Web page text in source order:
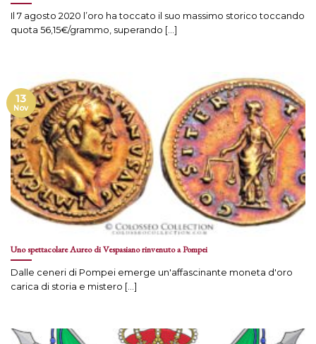
Il 7 agosto 2020 l’oro ha toccato il suo massimo storico toccando
quota 56,15€/grammo, superando [...]
Uno spettacolare Aureo di Vespasiano rinvenuto a Pompei
Dalle ceneri di Pompei emerge un'affascinante moneta d'oro
carica di storia e mistero [...]
13
Nov